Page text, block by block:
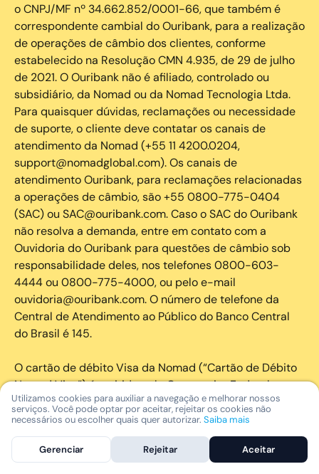
o CNPJ/MF nº 34.662.852/0001-66, que também é
correspondente cambial do Ouribank, para a realização
de operações de câmbio dos clientes, conforme
estabelecido na Resolução CMN 4.935, de 29 de julho
de 2021. O Ouribank não é afiliado, controlado ou
subsidiário, da Nomad ou da Nomad Tecnologia Ltda.
Para quaisquer dúvidas, reclamações ou necessidade
de suporte, o cliente deve contatar os canais de
atendimento da Nomad (+55 11 4200.0204,
support@nomadglobal.com). Os canais de
atendimento Ouribank, para reclamações relacionadas
a operações de câmbio, são +55 0800-775-0404
(SAC) ou SAC@ouribank.com. Caso o SAC do Ouribank
não resolva a demanda, entre em contato com a
Ouvidoria do Ouribank para questões de câmbio sob
responsabilidade deles, nos telefones 0800-603-
4444 ou 0800-775-4000, ou pelo e-mail
ouvidoria@ouribank.com. O número de telefone da
Central de Atendimento ao Público do Banco Central
do Brasil é 145.
O cartão de débito Visa da Nomad (“Cartão de Débito
Nomad Visa”) é emitido pelo Community Federal
Savings Bank (“Banco”), membro do FDIC, sob licença
da Visa U.S.A. Inc. A Nomad é gerente de programas
bancários para o Cartão de Débito Nomad Visa e é
única e exclusivamente responsável por fornecer
Utilizamos cookies para auxiliar a navegação e melhorar nossos
serviços. Você pode optar por aceitar, rejeitar os cookies não
necessários ou escolher quais quer autorizar. Saiba mais
Gerenciar Rejeitar Aceitar